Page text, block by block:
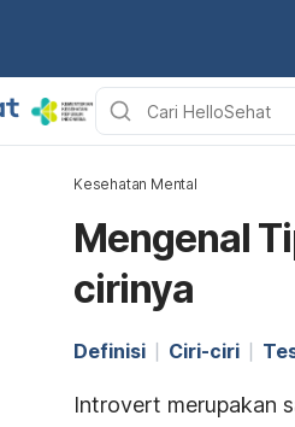
Kesehatan Mental
Mengenal
cirinya
Definisi Ciri-ciri
Introvert merupakan